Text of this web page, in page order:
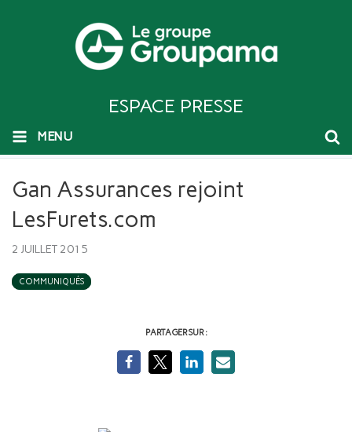
ESPACE PRESSE
MENU
Gan Assurances rejoint
LesFurets.com
2 JUILLET 2015
COMMUNIQUÉS
PARTAGER SUR :